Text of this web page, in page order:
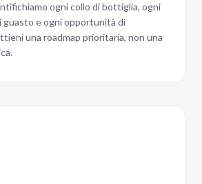
ogni collo di bottiglia, ogni
guasto e ogni opportunità di
una roadmap prioritaria, non una